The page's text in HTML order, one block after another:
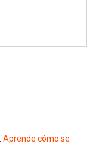
Aprende cómo se